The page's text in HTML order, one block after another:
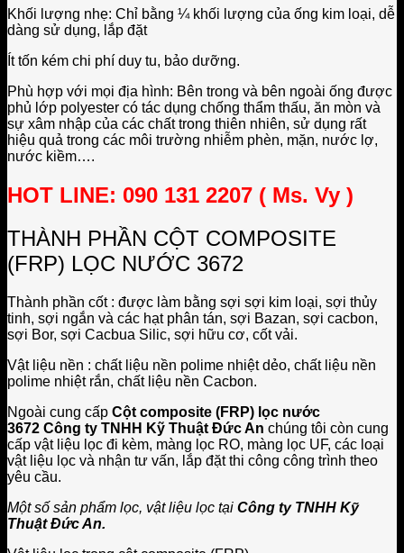
Khối lượng nhẹ: Chỉ bằng ¼ khối lượng của ống kim loại, dễ
dàng sử dụng, lắp đặt
Ít tốn kém chi phí duy tu, bảo dưỡng.
Phù hợp với mọi địa hình: Bên trong và bên ngoài ống được
phủ lớp polyester có tác dụng chống thẩm thấu, ăn mòn và
sự xâm nhập của các chất trong thiên nhiên, sử dụng rất
hiệu quả trong các môi trường nhiễm phèn, mặn, nước lợ,
nước kiềm….
HOT LINE: 090 131 2207 ( Ms. Vy )
THÀNH PHẦN CỘT COMPOSITE
(FRP) LỌC NƯỚC 3672
Thành phần cốt : được làm bằng sợi sợi kim loại, sợi thủy
tinh, sợi ngắn và các hạt phân tán, sợi Bazan, sợi cacbon,
sợi Bor, sợi Cacbua Silic, sợi hữu cơ, cốt vải.
Vật liệu nền : chất liệu nền polime nhiệt dẻo, chất liệu nền
polime nhiệt rắn, chất liệu nền Cacbon.
Ngoài cung cấp Cột composite (FRP) lọc nước
3672 Công ty TNHH Kỹ Thuật Đức An chúng tôi còn cung
cấp vật liệu lọc đi kèm, màng lọc RO, màng lọc UF, các loại
vật liệu lọc và nhận tư vấn, lắp đặt thi công công trình theo
yêu cầu.
Một số sản phẩm lọc, vật liệu lọc tại Công ty TNHH Kỹ
Thuật Đức An.